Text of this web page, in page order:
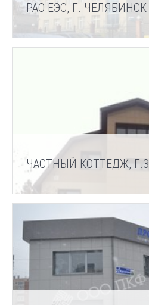
РАО ЕЭС, Г. ЧЕЛЯБИНСК
ЧАСТНЫЙ КОТТЕДЖ,